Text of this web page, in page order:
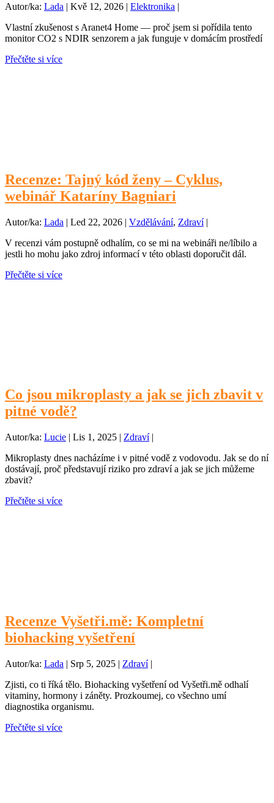
Autor/ka: Lada | Kvě 12, 2026 | Elektronika |
Vlastní zkušenost s Aranet4 Home — proč jsem si pořídila tento
monitor CO2 s NDIR senzorem a jak funguje v domácím prostředí
Přečtěte si více
Recenze: Tajný kód ženy – Cyklus,
webinář Kataríny Bagniari
Autor/ka: Lada | Led 22, 2026 | Vzdělávání, Zdraví|
V recenzi vám postupně odhalím, co se mi na webináři ne/líbilo a
jestli ho mohu jako zdroj informací v této oblasti doporučit dál.
Přečtěte si více
Co jsou mikroplasty a jak se jich zbavit v
pitné vodě?
Autor/ka: Lucie | Lis 1, 2025 | Zdraví|
Mikroplasty dnes nacházíme i v pitné vodě z vodovodu. Jak se do ní
dostávají, proč představují riziko pro zdraví a jak se jich můžeme
zbavit?
Přečtěte si více
Recenze Vyšetři.mě: Kompletní
biohacking vyšetření
Autor/ka: Lada | Srp 5, 2025 | Zdraví|
Zjisti, co ti říká tělo. Biohacking vyšetření od Vyšetři.mě odhalí
vitaminy, hormony i záněty. Prozkoumej, co všechno umí
diagnostika organismu.
Přečtěte si více